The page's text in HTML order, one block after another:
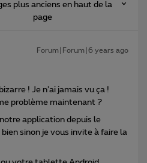
plus anciens en haut de la
page
Forum|Forum|6 years ago
! Je n’ai jamais vu ça !
problème maintenant ?
application depuis le
sinon je vous invite à faire la